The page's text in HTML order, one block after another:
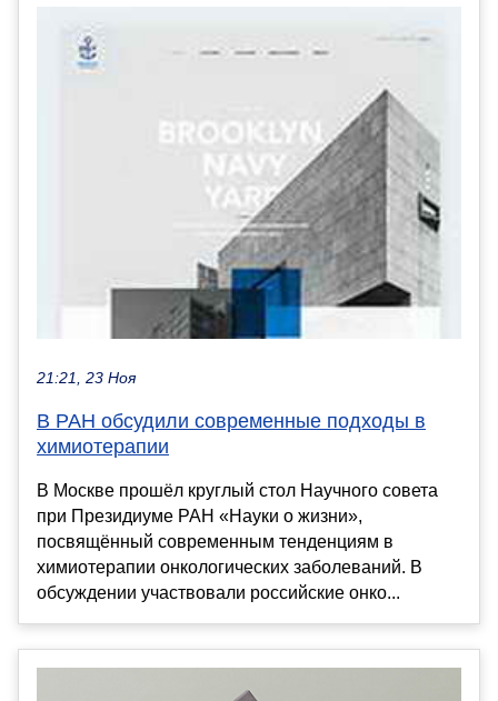
21:21, 23 Ноя
В РАН обсудили современные подходы в
химиотерапии
В Москве прошёл круглый стол Научного совета
при Президиуме РАН «Науки о жизни»,
посвящённый современным тенденциям в
химиотерапии онкологических заболеваний. В
обсуждении участвовали российские онко...